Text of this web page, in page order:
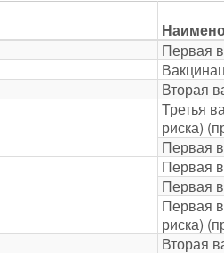
Первая
Вторая
Третья
риска)
Первая
Первая
Первая
Первая
риска)
Вторая